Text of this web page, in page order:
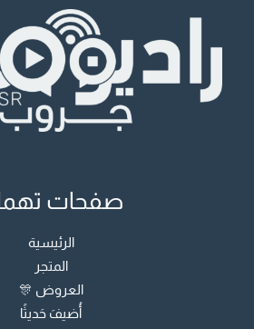
صفحات
الرئيسية
المتجر
العروض 🎊
أُضيفَ حَديثًا